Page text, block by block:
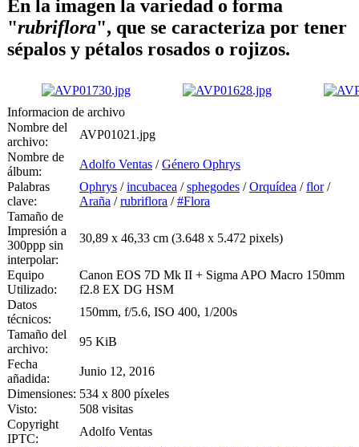
En la imagen la variedad o forma
"rubriflora", que se caracteriza por tener
sépalos y pétalos rosados o rojizos.
Informacion de archivo
Nombre del
archivo:
AVP01021.jpg
Nombre de
álbum:
Adolfo Ventas /Género Ophrys
Palabras
clave:
Ophrys /incubacea /sphegodes /Orquídea /flor/
Araña /rubriflora /#Flora
Tamaño de
Impresión a
300ppp sin
interpolar:
30,89 x 46,33 cm (3.648 x 5.472 pixels)
Equipo
Utilizado:
Canon EOS 7D Mk II + Sigma APO Macro 150mm
f2.8 EX DG HSM
Datos
técnicos:
150mm, f/5.6, ISO 400, 1/200s
Tamaño del
archivo:
95 KiB
Fecha
añadida:
Junio 12, 2016
Dimensiones: 534 x 800 píxeles
Visto:
508 visitas
Copyright
IPTC:
Adolfo Ventas